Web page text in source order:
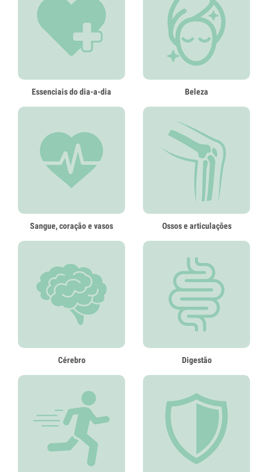
Essenciais do dia-a-dia Beleza
Sangue, coração e vasos Ossos e articulações
Cérebro Digestão